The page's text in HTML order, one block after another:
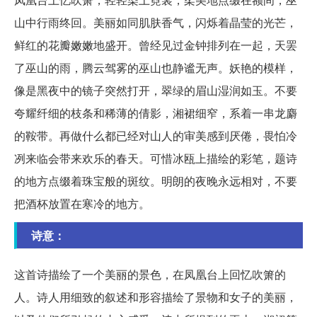
山中行雨终回。美丽如同肌肤香气，闪烁着晶莹的光芒，
鲜红的花瓣嫩嫩地盛开。曾经见过金钟排列在一起，天罢
了巫山的雨，腾云驾雾的巫山也静谧无声。妖艳的模样，
像是黑夜中的镜子突然打开，翠绿的眉山湿润如玉。不要
夸耀纤细的枝条和稀薄的倩影，湘裙细窄，系着一串龙麝
的鞍带。再做什么都已经对山人的审美感到厌倦，畏怕冷
冽来临会带来欢乐的春天。可惜冰瓯上描绘的彩笔，题诗
的地方点缀着珠宝般的斑纹。明朗的夜晚永远相对，不要
把酒杯放置在寒冷的地方。
诗意：
这首诗描绘了一个美丽的景色，在凤凰台上回忆吹箫的
人。诗人用细致的叙述和形容描绘了景物和女子的美丽，